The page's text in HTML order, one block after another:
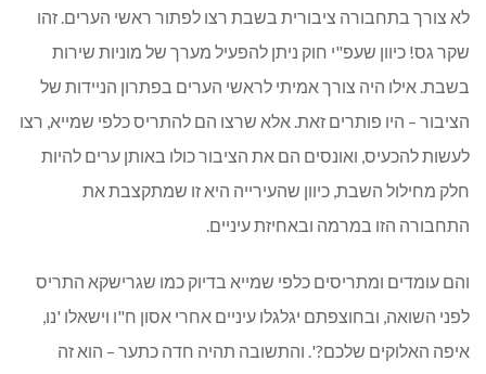
לא צורך בתחבורה ציבורית בשבת רצו לפתור ראשי הערים. זהו
שקר גס! כיוון שעפ"י חוק ניתן להפעיל מערך של מוניות שירות
בשבת. אילו היה צורך אמיתי לראשי הערים בפתרון הניידות של
הציבור – היו פותרים זאת. אלא שרצו הם להתריס כלפי שמייא, רצו
לעשות להכעיס, ואונסים הם את הציבור כולו באותן ערים להיות
חלק מחילול השבת, כיוון שהעירייה היא זו שמתקצבת את
התחבורה הזו במרמה ובאחיזת עיניים.
והם עומדים ומתריסים כלפי שמייא בדיוק כמו שגרישקא התריס
לפני השואה, ובחוצפתם יגלגלו עיניים אחרי אסון ח"ו וישאלו 'נו,
איפה האלוקים שלכם?'. והתשובה תהיה חדה כתער – הוא זה